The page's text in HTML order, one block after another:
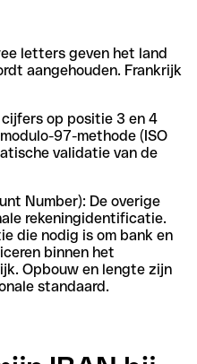
letters geven het land
aangehouden. Frankrijk
op positie 3 en 4
97-methode (ISO
validatie van de
Number): De overige
rekeningidentificatie.
die nodig is om bank en
binnen het
Opbouw en lengte zijn
standaard.